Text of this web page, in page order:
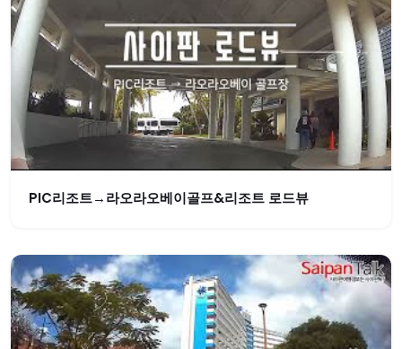
PIC리조트→라오라오베이골프&리조트 로드뷰